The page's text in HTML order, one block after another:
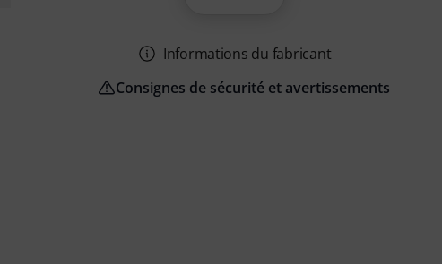
Informations du fabricant
Consignes de sécurité et avertissements